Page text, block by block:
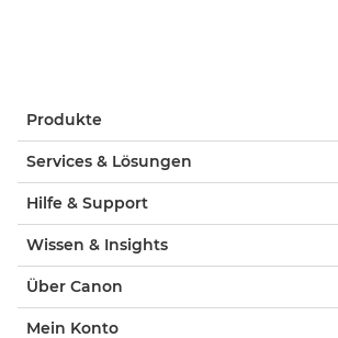
Produkte
Services & Lösungen
Hilfe & Support
Wissen & Insights
Über Canon
Mein Konto